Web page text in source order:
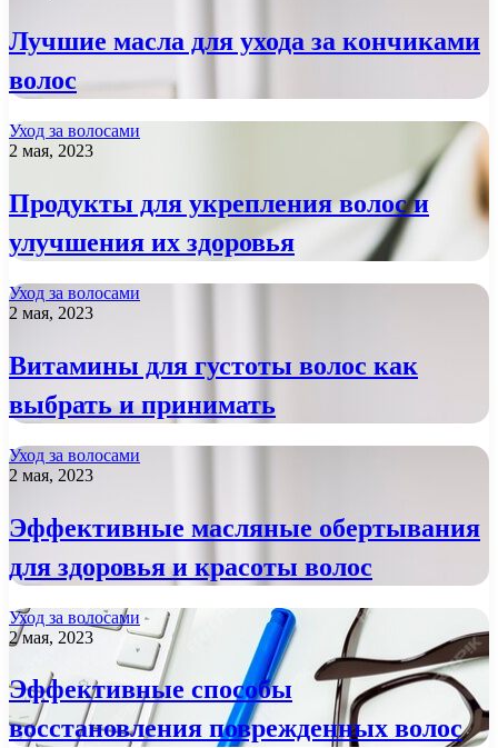
Лучшие масла для ухода за кончиками
волос
Уход за волосами
2 мая, 2023
Продукты для укрепления волос и
улучшения их здоровья
Уход за волосами
2 мая, 2023
Витамины для густоты волос как
выбрать и принимать
Уход за волосами
2 мая, 2023
Эффективные масляные обертывания
для здоровья и красоты волос
Уход за волосами
2 мая, 2023
Эффективные способы
восстановления поврежденных волос